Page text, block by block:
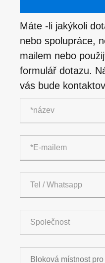
Máte -li jakýkoli
nebo spolupráce,
mailem nebo
formulář dotazu.
vás bude